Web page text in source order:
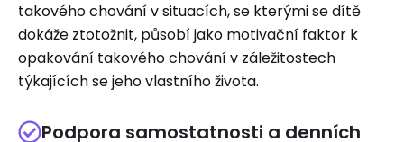
takového chování v situacích, se kterými se dítě
dokáže ztotožnit, působí jako motivační faktor k
opakování takového chování v záležitostech
týkajících se jeho vlastního života.
Podpora samostatnosti a denních